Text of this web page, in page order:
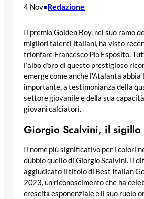
4 Nov•Redazione
Il premio Golden Boy, nel suo ramo
migliori talenti italiani, ha visto
trionfare Francesco Pio Esposito.
l’albo d’oro di questo prestigioso
emerge come anche l’Atalanta abbia
importante, a testimonianza della
settore giovanile e della sua
giovani calciatori.
Giorgio Scalvini, il
Il nome più significativo per i colori
dubbio quello di Giorgio Scalvini. Il
aggiudicato il titolo di Best Italian
2023, un riconoscimento che ha
crescita esponenziale e il suo ruolo